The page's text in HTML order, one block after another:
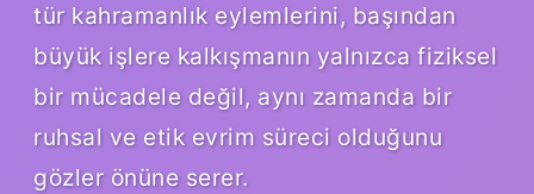
tür kahramanlık eylemlerini, başından
büyük işlere kalkışmanın yalnızca fiziksel
bir mücadele değil, aynı zamanda bir
ruhsal ve etik evrim süreci olduğunu
gözler önüne serer.